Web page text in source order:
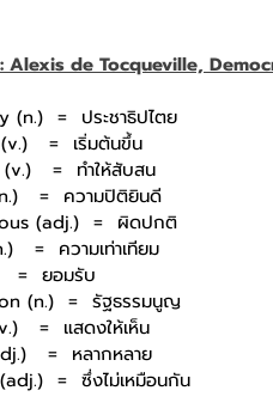
: Alexis de Tocqueville,
(n.) = ประชาธิปไตย
= เริ่มต้นขึ้น
= ทำให้สับสน
= ความปิติยินดี
(adj.) = ผิดปกติ
= ความเท่าเทียม
= ยอมรับ
(n.) = รัฐธรรมนูญ
= แสดงให้เห็น
= หลากหลาย
= ซึ่งไม่เหมือนกัน